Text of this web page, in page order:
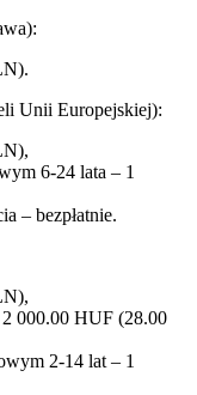
Unii Europejskiej):
6-24 lata – 1
– bezpłatnie.
000.00 HUF (28.00
2-14 lat – 1